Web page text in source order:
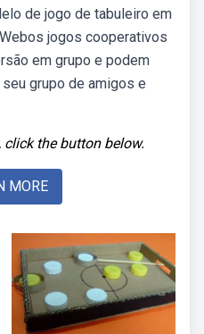
de jogo de tabuleiro em
jogos cooperativos
em grupo e podem
grupo de amigos e
the button below.
MORE